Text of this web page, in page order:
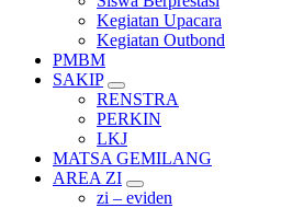
Kegiatan Upacara
Kegiatan Outbond
PMBM
SAKIP
RENSTRA
PERKIN
LKJ
MATSA GEMILANG
AREA ZI
zi – eviden